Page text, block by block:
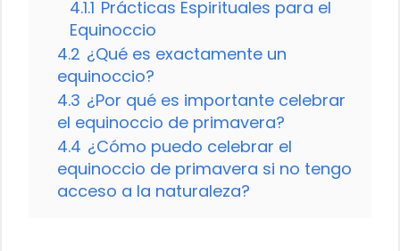
4.1.1 Prácticas Espirituales para el
Equinoccio
4.2 ¿Qué es exactamente un
equinoccio?
4.3 ¿Por qué es importante celebrar
el equinoccio de primavera?
4.4 ¿Cómo puedo celebrar el
equinoccio de primavera si no tengo
acceso a la naturaleza?